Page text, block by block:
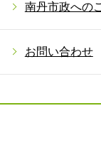
南丹市政への
お問い合わせ